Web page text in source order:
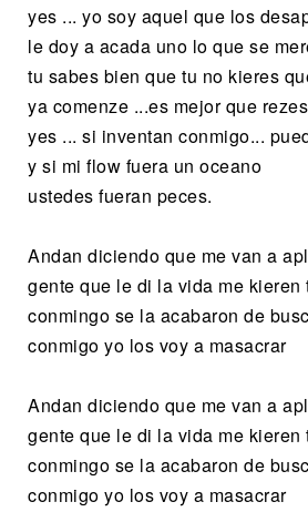
yes ... yo soy aquel que los
le doy a acada uno lo que se
tu sabes bien que tu no kieres
ya comenze ...es mejor que rezes
yes ... si inventan conmigo...
y si mi flow fuera un oceano
ustedes fueran peces.
Andan diciendo que me van a
gente que le di la vida me kieren
conmingo se la acabaron de
conmigo yo los voy a masacrar
Andan diciendo que me van a
gente que le di la vida me kieren
conmingo se la acabaron de
conmigo yo los voy a masacrar